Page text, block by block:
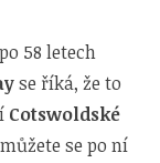
58 letech
se říká, že to
Cotswoldské
se po ní